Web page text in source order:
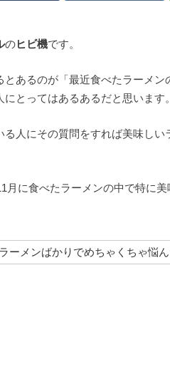
のヒビ機です。
あるのが「最近食べたラーメ
とってはあるあるだと思います。
人にその質問をすれば美味し
月に食べたラーメンの中で特に
ーメンばかりでめちゃくちゃ悩